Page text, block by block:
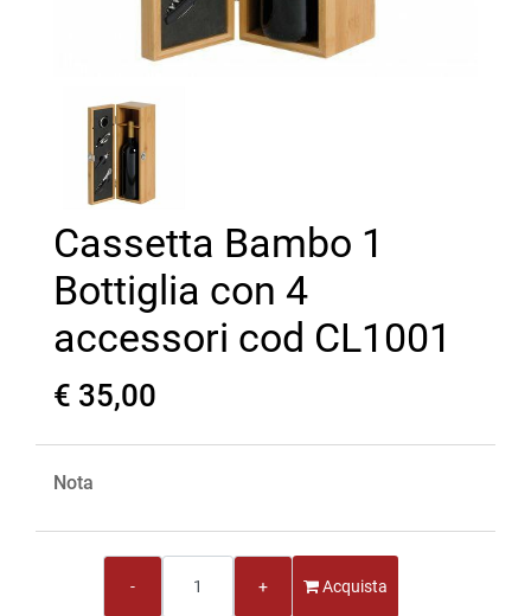
Cassetta Bambo 1
Bottiglia con 4
accessori cod CL1001
€ 35,00
Nota
Acquista